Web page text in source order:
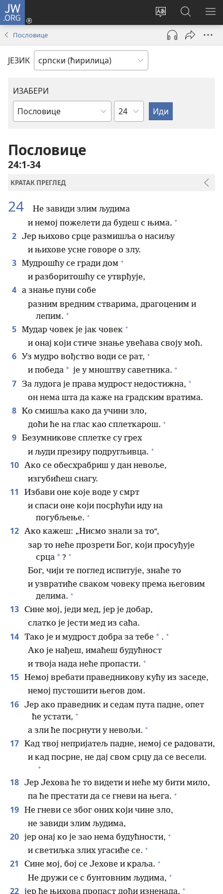
JW.ORG
Промени
језик
сајта
Пријава
(отвара
прозор)
Претрага
сајта
JW.ORG
Пословице
ЈЕЗИК
ИЗАБЕРИ
Библијска
Поглавље
Пословице
24:1-34
КРАТАК ПРЕГЛЕД
24
Не завиди злим људима
и немој пожелети да будеш с њима. +
2 Јер њихово срце размишља о насиљу
и њихове усне говоре о злу.
3 Мудрошћу се гради дом +
и разборитошћу се утврђује,
4 а знање пуни собе
разним вредним стварима, драгоценим и
лепим. +
5 Мудар човек је јак човек +
и онај који стиче знање увећава своју моћ.
6 Уз мудро вођство води се рат, +
и победа * је у мноштву саветника. +
7 За лудога је права мудрост недостижна, +
он нема шта да каже на градским вратима.
8 Ко смишља како да учини зло,
доћи ће на глас као сплеткарош. +
9 Безумникове сплетке су грех
и људи презиру подругљивца. +
10 Ако се обесхрабриш у дан невоље,
изгубићеш снагу.
11
Избави оне које воде у смрт
и спаси оне који посрћући иду на
погубљење. +
12 Ако кажеш: „Нисмо знали за то“,
зар то неће прозрети Бог, који просуђује
срца * ? +
Бог, чији те поглед испитује, знаће то
и узвратиће сваком човеку према његовим
делима. +
13 Сине мој, једи мед, јер је добар,
слатко је јести мед из саћа.
14 Тако је и мудрост добра за тебе * . +
Ако је нађеш, имаћеш будућност
и твоја нада неће пропасти. +
15 Немој вребати праведникову кућу из заседе,
немој пустошити његов дом.
16 Јер ако праведник и седам пута падне, опет
ће устати, +
а зли ће посрнути у невољи. +
17 Кад твој непријатељ падне, немој се радовати,
и кад посрне, не дај свом срцу да се весели.
+
18 Јер Јехова ће то видети и неће му бити мило,
па ће престати да се гневи на њега. +
19 Не гневи се због оних који чине зло,
не завиди злим људима,
20 јер онај ко је зао нема будућности, +
и светиљка злих угасиће се. +
21 Сине мој, бој се Јехове и краља. +
Не дружи се с бунтовним људима, +
22 јер ће њихова пропаст доћи изненада. +